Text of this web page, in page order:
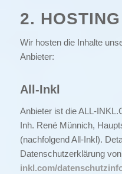
2. HOSTING
Wir hosten die Inhalte
Anbieter:
All-Inkl
Anbieter ist die ALL-
Inh. René Münnich,
(nachfolgend All-Inkl).
Datenschutzerklärung
inkl.com/